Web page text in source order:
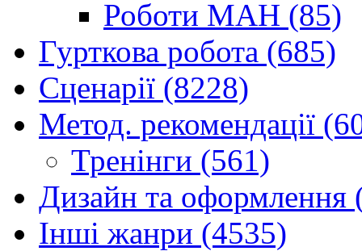
Роботи МАН (85)
Гурткова робота (685)
Сценарії (8228)
Метод. рекомендації
Тренінги (561)
Дизайн та оформлення
Інші жанри (4535)